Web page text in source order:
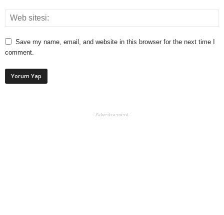
Save my name, email, and website in this browser for the next time I
comment.
- Advertisement -